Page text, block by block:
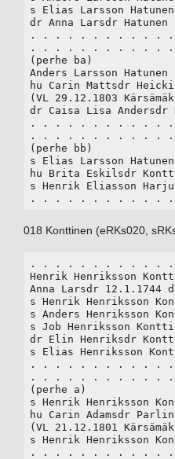
s Elias Larsson
dr Anna Larsdr Hatunen
. . . . . . . . . . .
. . . . . . . . . . .
(perhe ba)
Anders Larsson
hu Carin Mattsdr
(VL 29.12.1803
dr Caisa Lisa Andersdr
. . . . . . . . . . .
. . . . . . . . . . .
(perhe bb)
s Elias Larsson
hu Brita Eskilsdr
s Henrik Eliasson
. . . . . . . . . . .
018 Konttinen (eRKs020,
. . . . . . . . . . .
Henrik Henriksson
Anna Larsdr 12.1.1744
s Henrik Henriksson
s Anders Henriksson
s Job Henriksson
dr Elin Henriksdr
s Elias Henriksson
. . . . . . . . . . .
. . . . . . . . . . .
(perhe a)
s Henrik Henriksson
hu Carin Adamsdr
(VL 21.12.1801
s Henrik Henriksson
. . . . . . . . . . .